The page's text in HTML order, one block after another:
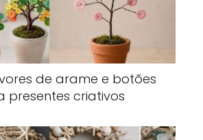
de arame e botões
presentes criativos